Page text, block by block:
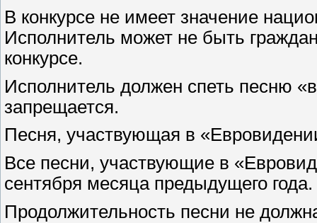
В конкурсе не имеет значение
Исполнитель может не быть
конкурсе.
Исполнитель должен спеть песню
запрещается.
Песня, участвующая в
Все песни, участвующие в
сентября месяца предыдущего года.
Продолжительность песни не